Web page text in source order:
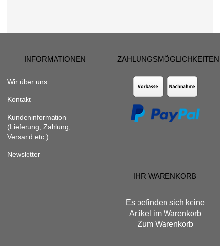
INFORMATIONEN
Wir über uns
Kontakt
Kundeninformation
(Lieferung, Zahlung,
Versand etc.)
Newsletter
ZAHLUNGSMÖGLICHKEITEN
IHR WARENKORB
Es befinden sich keine
Artikel im Warenkorb
Zum Warenkorb